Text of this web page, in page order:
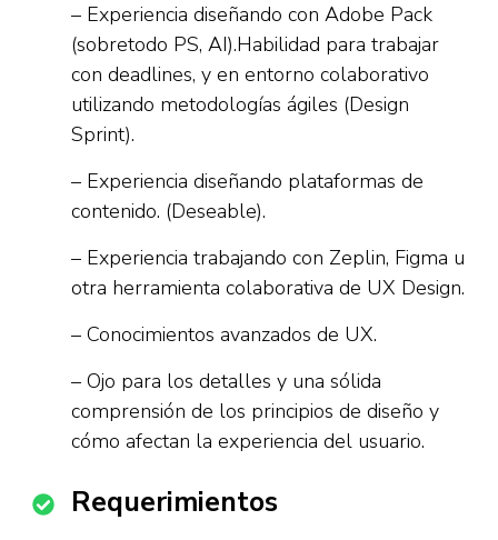
– Experiencia diseñando con Adobe Pack
(sobretodo PS, AI).Habilidad para trabajar
con deadlines, y en entorno colaborativo
utilizando metodologías ágiles (Design
Sprint).
– Experiencia diseñando plataformas de
contenido. (Deseable).
– Experiencia trabajando con Zeplin, Figma u
otra herramienta colaborativa de UX Design.
– Conocimientos avanzados de UX.
– Ojo para los detalles y una sólida
comprensión de los principios de diseño y
cómo afectan la experiencia del usuario.
Requerimientos